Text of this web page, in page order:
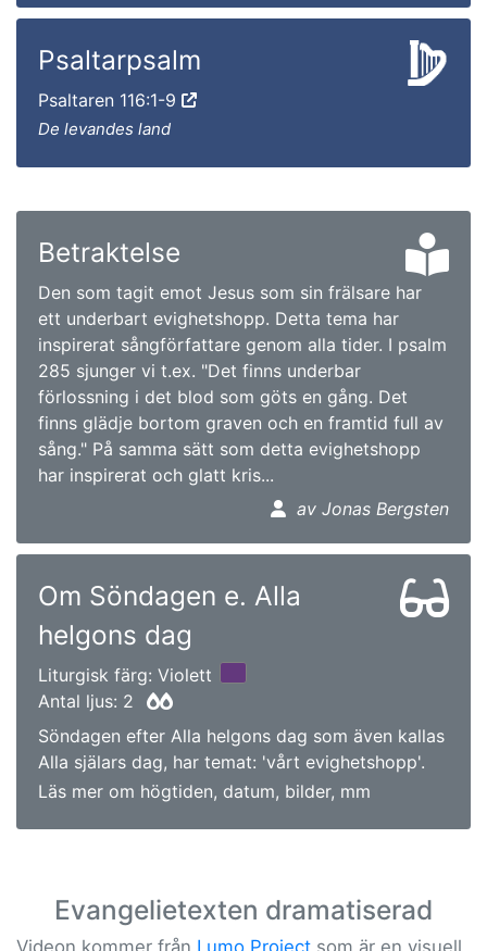
Psaltarpsalm
Psaltaren 116:1-9
De levandes land
Betraktelse
Den som tagit emot Jesus som sin frälsare har
ett underbart evighetshopp. Detta tema har
inspirerat sångförfattare genom alla tider. I psalm
285 sjunger vi t.ex. "Det finns underbar
förlossning i det blod som göts en gång. Det
finns glädje bortom graven och en framtid full av
sång." På samma sätt som detta evighetshopp
har inspirerat och glatt kris...
av Jonas Bergsten
Om Söndagen e. Alla
helgons dag
Liturgisk färg: Violett
Antal ljus: 2
Söndagen efter Alla helgons dag som även kallas
Alla själars dag, har temat: 'vårt evighetshopp'.
Läs mer om högtiden, datum, bilder, mm
Evangelietexten dramatiserad
Videon kommer från Lumo Project som är en visuell